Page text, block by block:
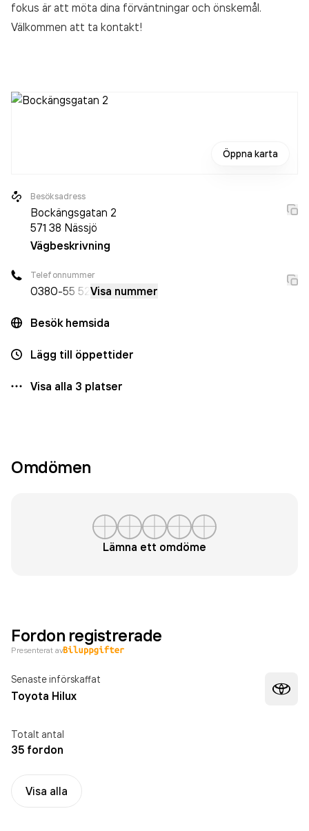
fokus är att möta dina förväntningar och önskemål.
Välkommen att ta kontakt!
Öppna karta
Besöksadress
Bockängsgatan 2
571 38 Nässjö
Vägbeskrivning
Telefonnummer
0380-55 52 Visa nummer
Besök hemsida
Lägg till öppettider
Visa alla 3 platser
Omdömen
Lämna ett omdöme
Fordon registrerade
Presenterat av
Senaste införskaffat
Toyota Hilux
Totalt antal
35 fordon
Visa alla